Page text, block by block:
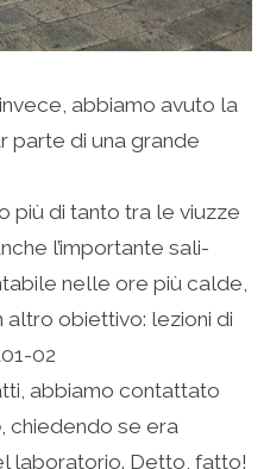
abbiamo avuto la
parte di una grande
più di tanto tra le viuzze
l’importante sali-
nelle ore più calde,
altro obiettivo: lezioni di
02
abbiamo contattato
, chiedendo se era
laboratorio. Detto, fatto!